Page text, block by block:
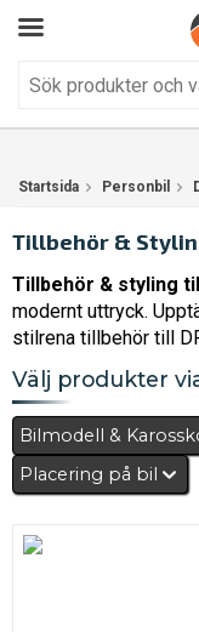
Kundservice
Startsida Personbil
Tillbehör &
Tillbehör & styling
modernt uttryck.
stilrena tillbehör till
Välj produkter
Bilmodell &
Placering på bil